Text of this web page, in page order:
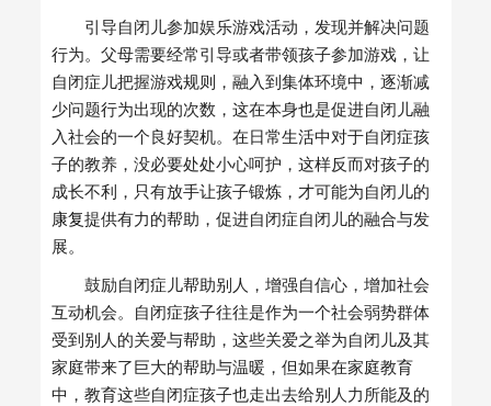
引导自闭儿参加娱乐游戏活动，发现并解决问题
行为。父母需要经常引导或者带领孩子参加游戏，让
自闭症儿把握游戏规则，融入到集体环境中，逐渐减
少问题行为出现的次数，这在本身也是促进自闭儿融
入社会的一个良好契机。在日常生活中对于自闭症孩
子的教养，没必要处处小心呵护，这样反而对孩子的
成长不利，只有放手让孩子锻炼，才可能为自闭儿的
康复提供有力的帮助，促进自闭症自闭儿的融合与发
展。
鼓励自闭症儿帮助别人，增强自信心，增加社会
互动机会。自闭症孩子往往是作为一个社会弱势群体
受到别人的关爱与帮助，这些关爱之举为自闭儿及其
家庭带来了巨大的帮助与温暖，但如果在家庭教育
中，教育这些自闭症孩子也走出去给别人力所能及的